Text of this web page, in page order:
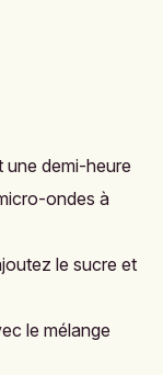
une demi-heure
ondes à
le sucre et
le mélange